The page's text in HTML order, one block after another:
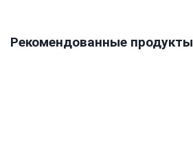
Рекомендованные продукты